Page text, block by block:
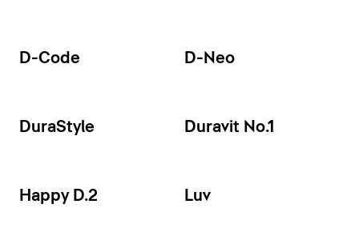
D-Code D-Neo
DuraStyle Duravit No.1
Happy D.2 Luv